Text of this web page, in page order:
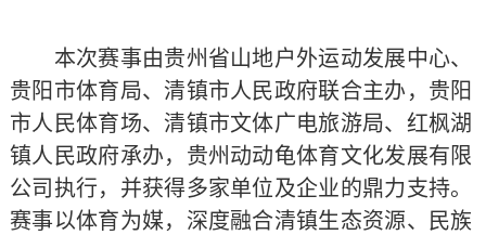
本次赛事由贵州省山地户外运动发展中心、
贵阳市体育局、清镇市人民政府联合主办，贵阳
市人民体育场、清镇市文体广电旅游局、红枫湖
镇人民政府承办，贵州动动龟体育文化发展有限
公司执行，并获得多家单位及企业的鼎力支持。
赛事以体育为媒，深度融合清镇生态资源、民族